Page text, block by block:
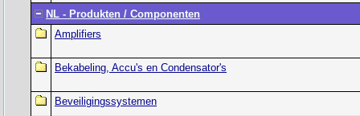
NL - Produkten / Componenten
Amplifiers
Bekabeling, Accu's en Condensator's
Beveiligingssystemen